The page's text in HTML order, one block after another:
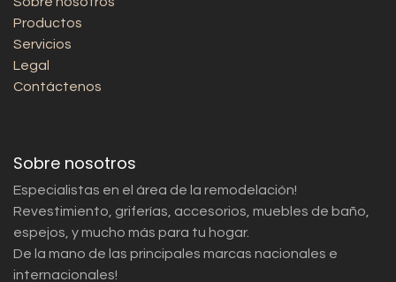
Productos
Servicios
Legal
Contáctenos
Sobre nosotros
Especialistas en el área de la remodelación!
Revestimiento, griferías, accesorios, muebles de baño,
espejos, y mucho más para tu hogar.
De la mano de las principales marcas nacionales e
internacionales!